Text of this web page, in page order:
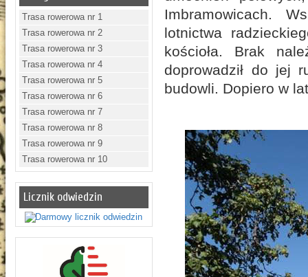
Trasa rowerowa nr 1
Trasa rowerowa nr 2
Trasa rowerowa nr 3
Trasa rowerowa nr 4
Trasa rowerowa nr 5
Trasa rowerowa nr 6
Trasa rowerowa nr 7
Trasa rowerowa nr 8
Trasa rowerowa nr 9
Trasa rowerowa nr 10
Licznik odwiedzin
Imbramowicach.
lotnictwa
kościoła. Brak
doprowadził do jej
budowli. Dopiero w